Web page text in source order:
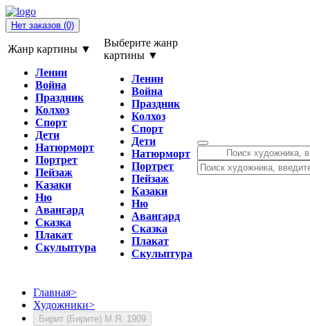
Нет заказов (0)
Жанр картины ▼
Ленин
Война
Праздник
Колхоз
Спорт
Дети
Натюрморт
Портрет
Пейзаж
Казаки
Ню
Авангард
Сказка
Плакат
Скульптура
Выберите жанр
картины ▼
Ленин
Война
Праздник
Колхоз
Спорт
Дети
Натюрморт
Портрет
Пейзаж
Казаки
Ню
Авангард
Сказка
Плакат
Скульптура
Главная>
Художники>
Бирит (Бирите) М.Я. 1909